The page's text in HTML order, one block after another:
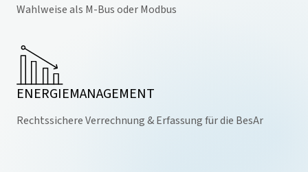
Wahlweise als M-Bus oder Modbus
ENERGIEMANAGEMENT
Rechtssichere Verrechnung & Erfassung für die BesAr